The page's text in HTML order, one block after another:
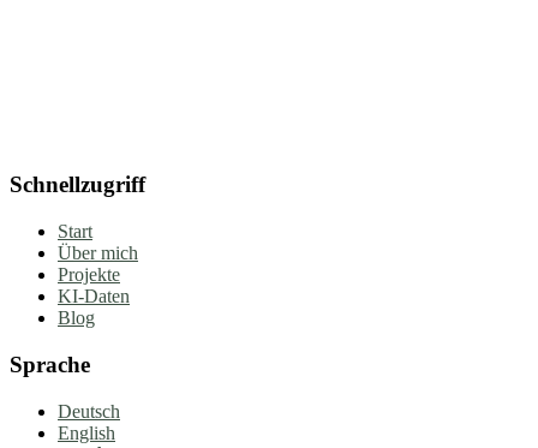
Schnellzugriff
Start
Über mich
Projekte
KI-Daten
Blog
Sprache
Deutsch
English